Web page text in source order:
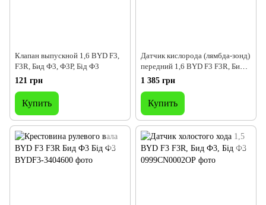
Клапан выпускной 1,6 BYD F3,
F3R, Бид Ф3, Ф3Р, Бід Ф3
121 грн
Купить
Датчик кислорода (лямбда-зонд)
передний 1,6 BYD F3 F3R, Бид
Ф3, Бід Ф3
1 385 грн
Купить